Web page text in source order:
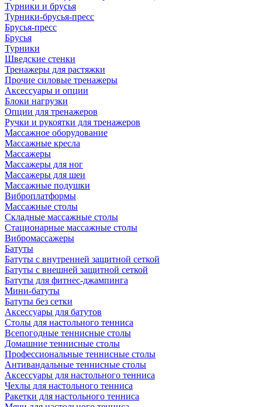
Турники и брусья
Турники-брусья-пресс
Брусья-пресс
Брусья
Турники
Шведские стенки
Тренажеры для растяжки
Прочие силовые тренажеры
Аксессуары и опции
Блоки нагрузки
Опции для тренажеров
Ручки и рукоятки для тренажеров
Массажное оборудование
Массажные кресла
Массажеры
Массажеры для ног
Массажеры для шеи
Массажные подушки
Виброплатформы
Массажные столы
Складные массажные столы
Стационарные массажные столы
Вибромассажеры
Батуты
Батуты с внутренней защитной сеткой
Батуты с внешней защитной сеткой
Батуты для фитнес-джампинга
Мини-батуты
Батуты без сетки
Аксессуары для батутов
Столы для настольного тенниса
Всепогодные теннисные столы
Домашние теннисные столы
Профессиональные теннисные столы
Антивандальные теннисные столы
Аксессуары для настольного тенниса
Чехлы для настольного тенниса
Ракетки для настольного тенниса